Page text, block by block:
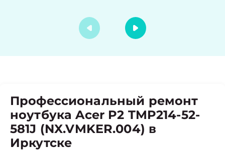
Профессиональный ремонт
ноутбука Acer P2 TMP214-52-
581J (NX.VMKER.004) в
Иркутске